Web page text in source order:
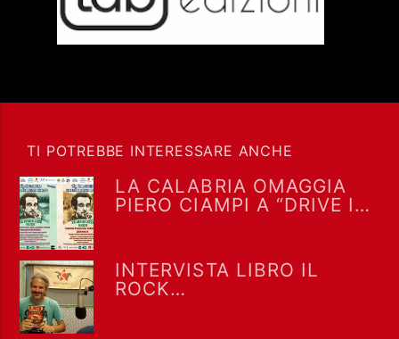
TI POTREBBE INTERESSARE ANCHE
LA CALABRIA OMAGGIA
PIERO CIAMPI A “DRIVE IN
INTERVISTA LIBRO IL
ROCK